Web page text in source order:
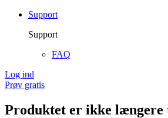
Support
Support
FAQ
Log ind
Prøv gratis
Produktet er ikke